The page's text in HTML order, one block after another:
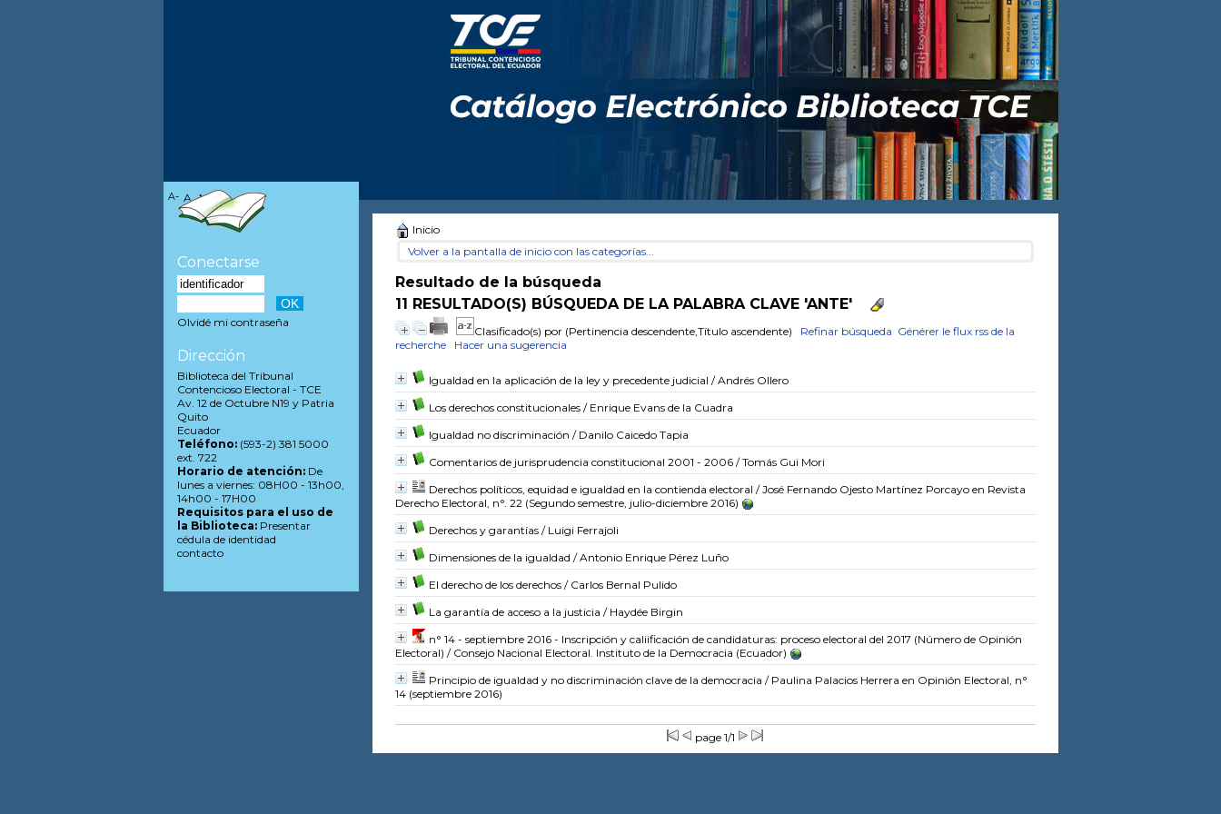
Inicio
Volver a la pantalla de inicio con las categorías...
Resultado de la búsqueda
11 RESULTADO(S) BÚSQUEDA DE LA PALABRA CLAVE 'ANTE'
Clasificado(s) por (Pertinencia descendente,Título ascendente) Refinar búsqueda Générer le flux rss de la
recherche
Hacer una sugerencia
Igualdad en la aplicación de la ley y precedente judicial / Andrés Ollero
Los derechos constitucionales/ Enrique Evans de la Cuadra
Igualdad no discriminación / Danilo Caicedo Tapia
Comentarios de jurisprudencia constitucional 2001 - 2006/ Tomás Gui Mori
Derechos políticos, equidad e igualdad en la contienda electoral / José Fernando Ojesto Martínez Porcayo en Revista
Derecho Electoral, n°. 22 (Segundo semestre, julio-diciembre 2016)
Derechos y garantías/ Luigi Ferrajoli
Dimensiones de la igualdad / Antonio Enrique Pérez Luño
El derecho de los derechos/ Carlos Bernal Pulido
La garantía de acceso a la justicia / Haydée Birgin
n° 14 - septiembre 2016 - Inscripción y caliificación de candidaturas: proceso electoral del 2017 (Número de Opinión
Electoral) / Consejo Nacional Electoral. Instituto de la Democracia (Ecuador)
Principio de igualdad y no discriminación clave de la democracia / Paulina Palacios Herrera en Opinión Electoral, n°
14 (septiembre 2016)
page 1/1
A- A A+
Conectarse
Olvidé mi contraseña
Dirección
Biblioteca del Tribunal
Contencioso Electoral - TCE
Av. 12 de Octubre N19 y Patria
Quito
Ecuador
Teléfono:(593-2) 381 5000
ext. 722
Horario de atención:De
lunes a viernes: 08H00 - 13h00,
14h00 - 17H00
Requisitos para el uso de
la Biblioteca:Presentar
cédula de identidad
contacto